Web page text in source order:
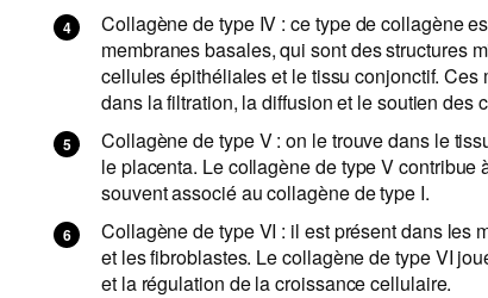
Collagène de type IV : ce type de collagène
membranes basales, qui sont des structures
cellules épithéliales et le tissu conjonctif.
dans la filtration, la diffusion et le soutien des
Collagène de type V : on le trouve dans le
le placenta. Le collagène de type V contribue
souvent associé au collagène de type I.
Collagène de type VI : il est présent dans les
et les fibroblastes. Le collagène de type VI
et la régulation de la croissance cellulaire.